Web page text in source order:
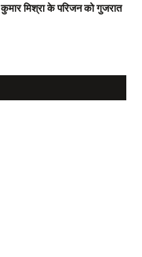
मिश्रा के परिजन को गुजरात